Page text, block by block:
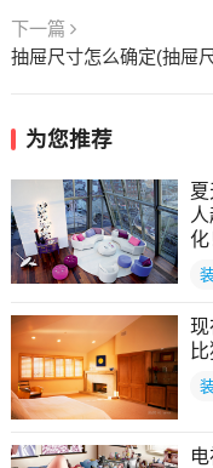
下一篇
抽屉尺寸怎么确定(抽屉
为您推荐
化
现